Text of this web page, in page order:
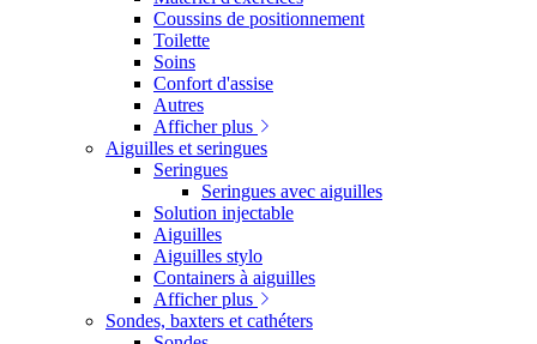
Coussins de positionnement
Toilette
Soins
Confort d'assise
Autres
Afficher plus
Aiguilles et seringues
Seringues
Seringues avec aiguilles
Solution injectable
Aiguilles
Aiguilles stylo
Containers à aiguilles
Afficher plus
Sondes, baxters et cathéters